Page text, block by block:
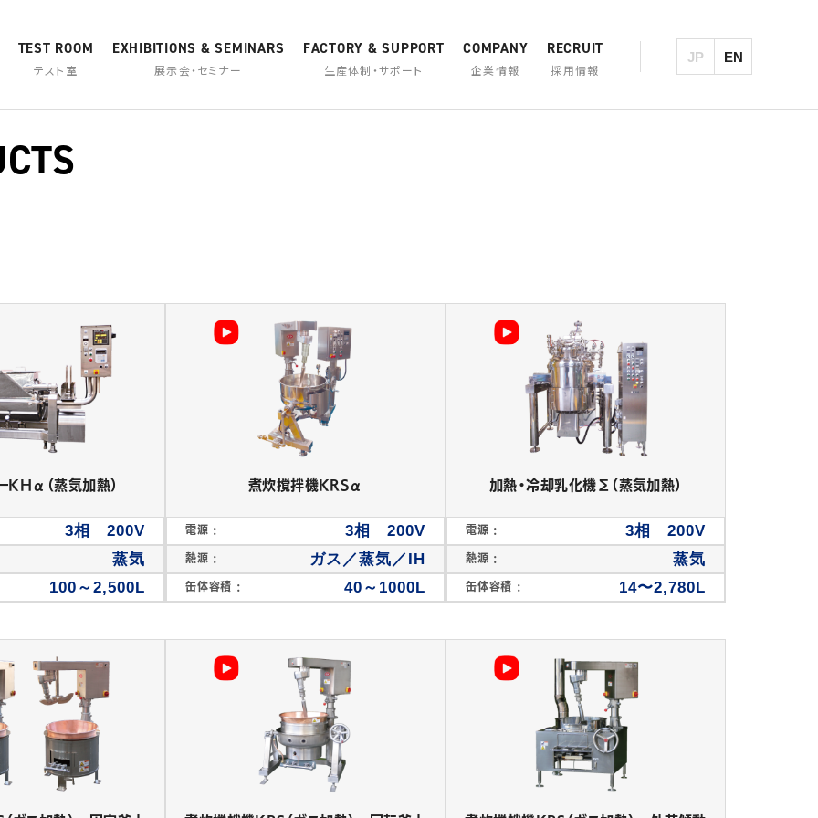
加熱・冷却乳化機 ハイブリッド加熱撹拌機 煮炊撹拌機
製あん機・脱水機 あん練り機 その他製菓機械
TEST ROOM
テスト室
EXHIBITIONS & SEMINARS
展示会・セミナー
FACTORY & SUPPORT
生産体制・サポート
アフターサービス
COMPANY
企業情報
カスタマーセンター
東京工場
カジワラの歴史
RECRUIT
採用情報
カムバック採用
JP EN
KHα（蒸気加熱）
3相 200V
蒸気
100～2,500L
煮炊撹拌機KRSα
電源 : 3相 200V
熱源 : ガス／蒸気／IH
缶体容積 : 40～1000L
加熱・冷却乳化機Σ（蒸気加熱）
電源 : 3相 200V
熱源 : 蒸気
缶体容積 : 14〜2,780L